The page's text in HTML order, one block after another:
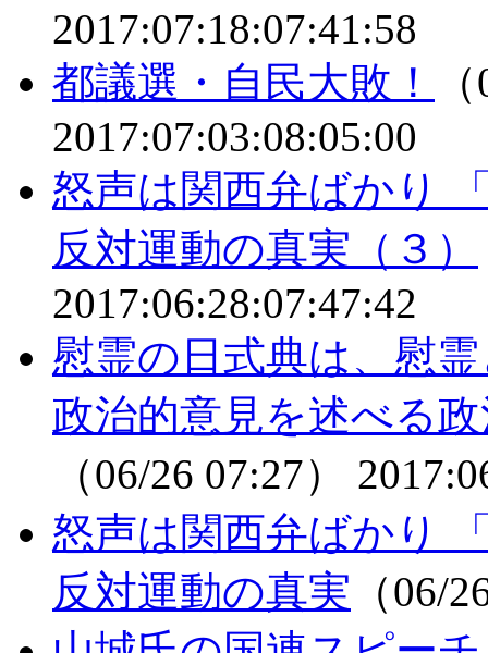
2017:07:18:07:41:58
都議選・自民大敗！
2017:07:03:08:05:00
怒声は関西弁ばかり
反対運動の真実（３）
2017:06:28:07:47:42
慰霊の日式典は、慰
政治的意見を述べる
（06/26 07:27）
怒声は関西弁ばかり
反対運動の真実 （06/